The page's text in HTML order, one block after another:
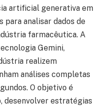
artificial generativa em
para analisar dados de
farmacêutica. A
Gemini,
realizem
análises completas
O objetivo é
desenvolver estratégias